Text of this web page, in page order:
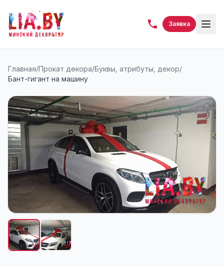
Заявка
Главная/Прокат декора/Буквы, атрибуты, декор/
Бант-гигант на машину